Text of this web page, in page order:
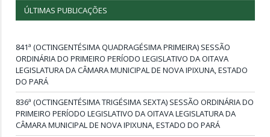
ÚLTIMAS PUBLICAÇÕES
841ª (OCTINGENTÉSIMA QUADRAGÉSIMA PRIMEIRA) SESSÃO
ORDINÁRIA DO PRIMEIRO PERÍODO LEGISLATIVO DA OITAVA
LEGISLATURA DA CÂMARA MUNICIPAL DE NOVA IPIXUNA, ESTADO
DO PARÁ
836ª (OCTINGENTÉSIMA TRIGÉSIMA SEXTA) SESSÃO ORDINÁRIA DO
PRIMEIRO PERÍODO LEGISLATIVO DA OITAVA LEGISLATURA DA
CÂMARA MUNICIPAL DE NOVA IPIXUNA, ESTADO DO PARÁ